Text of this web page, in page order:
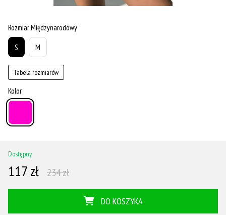
Rozmiar Międzynarodowy
S M
Tabela rozmiarów
Kolor
Dostępny
117 zł 234 zł
DO KOSZYKA